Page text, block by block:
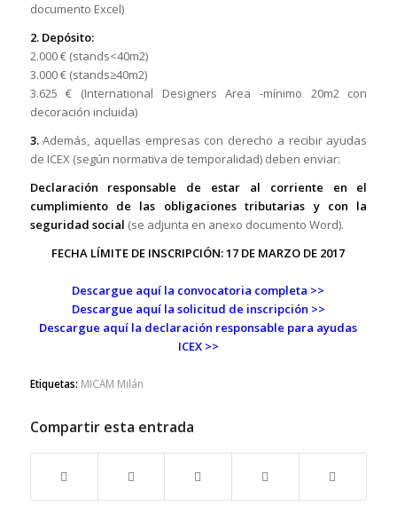
documento Excel)
2. Depósito:
2.000 € (stands<40m2)
3.000 € (stands≥40m2)
3.625 € (International Designers Area -mínimo 20m2 con
decoración incluida)
3.Además, aquellas empresas con derecho a recibir ayudas
de ICEX (según normativa de temporalidad) deben enviar:
Declaración responsable de estar al corriente en el
cumplimiento de las obligaciones tributarias y con la
seguridad social (se adjunta en anexo documento Word).
FECHA LÍMITE DE INSCRIPCIÓN: 17 DE MARZO DE 2017
Descargue aquí la convocatoria completa >>
Descargue aquí la solicitud de inscripción >>
Descargue aquí la declaración responsable para ayudas
ICEX >>
Etiquetas: MICAM Milán
Compartir esta entrada